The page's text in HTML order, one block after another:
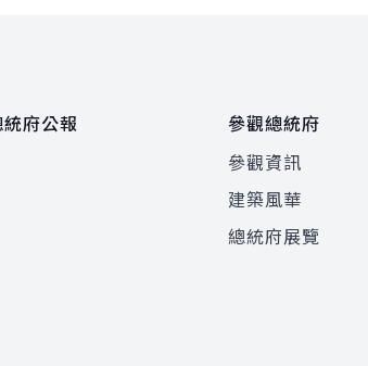
府公報
參觀總統府
參觀資訊
建築風華
總統府展覽